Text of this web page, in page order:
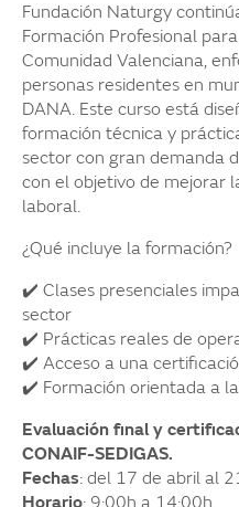
Fundación Naturgy
Formación Profesional
Comunidad Valenciana,
personas residentes en
DANA. Este curso está
formación técnica y
sector con gran demanda
con el objetivo de mejorar
laboral.
¿Qué incluye la formación?
✔️ Clases presenciales
sector
✔️ Prácticas reales de
✔️ Acceso a una
✔️ Formación orientada a
Evaluación final y
CONAIF-SEDIGAS.
Fechas: del 17 de abril al